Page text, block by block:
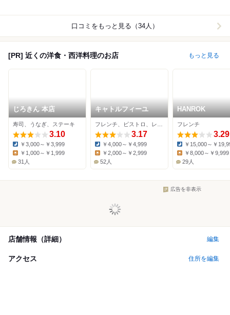
口コミをもっと見る（34人）
[PR] 近くの洋食・西洋料理のお店 もっと見る
じろきん 本店
寿司、うなぎ、ステーキ
3.10
Dinner:
￥3,000～￥3,999
Lunch:
￥1,000～￥1,999
31人
キャトルフィーユ
3.17
Dinner:
￥4,000～￥4,999
Lunch:
￥2,000～￥2,999
52人
HANROK
フレンチ
3.29
Dinner:
￥15,000～￥
Lunch:
￥8,000～￥9,999
29人
広告を非表示
店舗情報（詳細） 編集
アクセス 住所を編集